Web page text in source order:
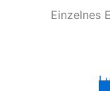
Einzelnes